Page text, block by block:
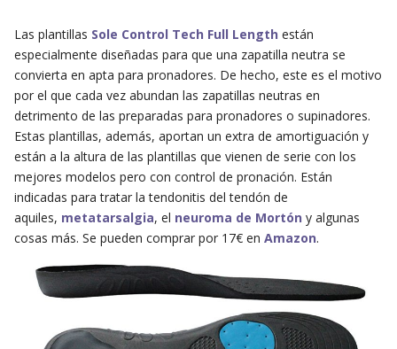
Las plantillas Sole Control Tech Full Length están
especialmente diseñadas para que una zapatilla neutra se
convierta en apta para pronadores. De hecho, este es el motivo
por el que cada vez abundan las zapatillas neutras en
detrimento de las preparadas para pronadores o supinadores.
Estas plantillas, además, aportan un extra de amortiguación y
están a la altura de las plantillas que vienen de serie con los
mejores modelos pero con control de pronación. Están
indicadas para tratar la tendonitis del tendón de
aquiles, metatarsalgia, el neuroma de Mortón y algunas
cosas más. Se pueden comprar por 17€ en Amazon.